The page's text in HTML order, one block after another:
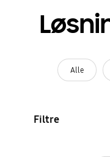
Alle
Filtre